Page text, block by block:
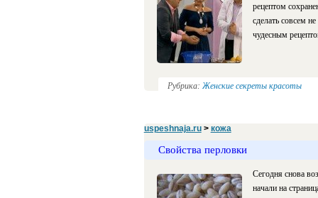
рецептом
сделать совсем
чудесным
Рубрика: Женские секреты красоты
uspeshnaja.ru> кожа
Свойства перловки
Сегодня снова
начали на